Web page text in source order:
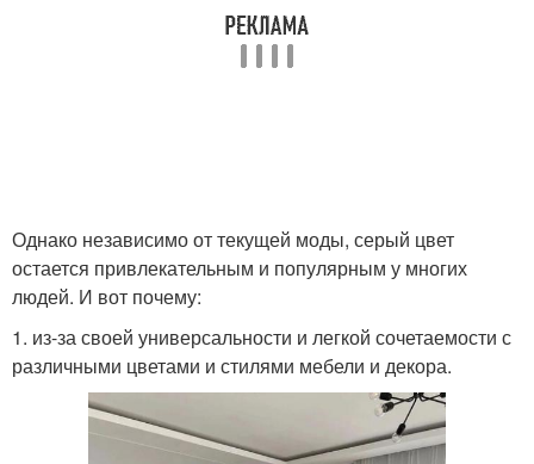
Однако независимо от текущей моды, серый цвет
остается привлекательным и популярным у многих
людей. И вот почему:
1. из-за своей универсальности и легкой сочетаемости с
различными цветами и стилями мебели и декора.